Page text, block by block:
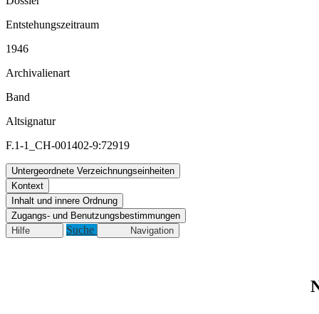
Entstehungszeitraum
1946
Archivalienart
Band
Altsignatur
F.1-1_CH-001402-9:72919
Untergeordnete Verzeichnungseinheiten
Kontext
Inhalt und innere Ordnung
Zugangs- und Benutzungsbestimmungen
Hilfe
Suche Navigation